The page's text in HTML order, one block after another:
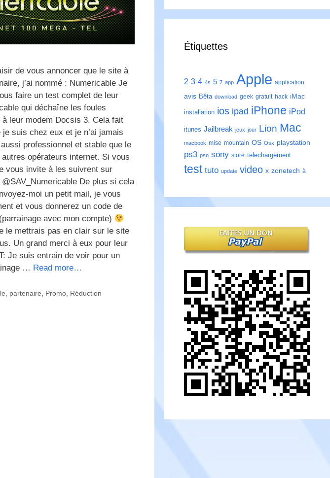
de vous annoncer que le site à
j’ai nommé : Numericable Je
faire un test complet de leur
qui déchaîne les foules
leur modem Docsis 3. Cela fait
suis chez eux et je n’ai jamais
professionnel et stable que le
opérateurs internet. Si vous
vous invite à les suivrent sur
De plus si cela
moi un petit mail, je vous
et vous donnerez un code de
avec mon compte)
le mettrais pas en clair sur le site
Un grand merci à eux pour leur
Je suis entrain de voir pour un
… Read more…
partenaire Promo, Réduction
Étiquettes
2 3 4 4s 5 7 app Apple application
avis Bêta download geek gratuit hack iMac
installation ios ipad iPhone iPod
itunes Jailbreak jeux jour Lion Mac
macbook mise mountain OS Osx playstation
ps3 psn sony store telechargement
test tuto update video x zonetech à